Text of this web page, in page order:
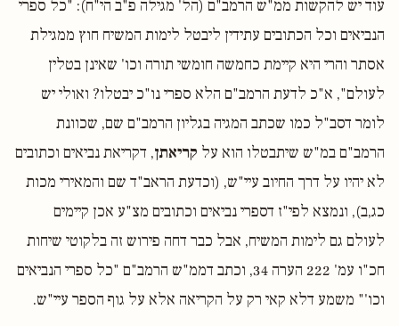
עוד יש להקשות ממ"ש הרמב"ם (הל' מגילה פ"ב הי"ח): "כל ספרי
הנביאים וכל הכתובים עתידין ליבטל לימות המשיח חוץ ממגילת
אסתר והרי היא קיימת כחמשה חומשי תורה וכו' שאינן בטלין
לעולם", א"כ לדעת הרמב"ם הלא ספרי נו"כ יבטלו? ואולי יש
לומר דסב"ל כמו שכתב המגיה בגליון הרמב"ם שם, שכוונת
הרמב"ם במ"ש שיתבטלו הוא על קריאתן, דקריאת נביאים וכתובים
לא יהיו על דרך החיוב עיי"ש, (וכדעת הראב"ד שם והמאירי מכות
כג,ב), ונמצא לפי"ז דספרי נביאים וכתובים מצ"ע אכן קיימים
לעולם גם לימות המשיח, אבל כבר דחה פירוש זה בלקוטי שיחות
חכ"ו עמ' 222 הערה 34, וכתב דממ"ש הרמב"ם "כל ספרי הנביאים
וכו'" משמע דלא קאי רק על הקריאה אלא על גוף הספר עיי"ש.